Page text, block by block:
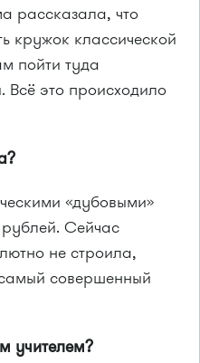
рассказала, что
кружок классической
пойти туда
Всё это происходило
«дубовыми»
Сейчас
не строила,
совершенный
учителем?